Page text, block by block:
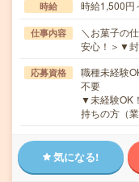
時給 時給1,500円
仕事内容
＼お菓子の
安心！＞▼
応募資格
職種未経験
不要
▼未経験OK
持ちの方（
気になる!